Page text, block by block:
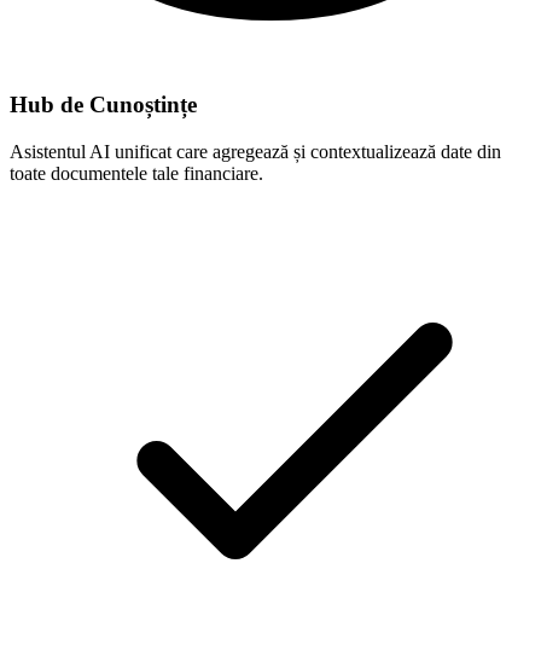
Hub de Cunoștințe
Asistentul AI unificat care agregează și contextualizează date din
toate documentele tale financiare.